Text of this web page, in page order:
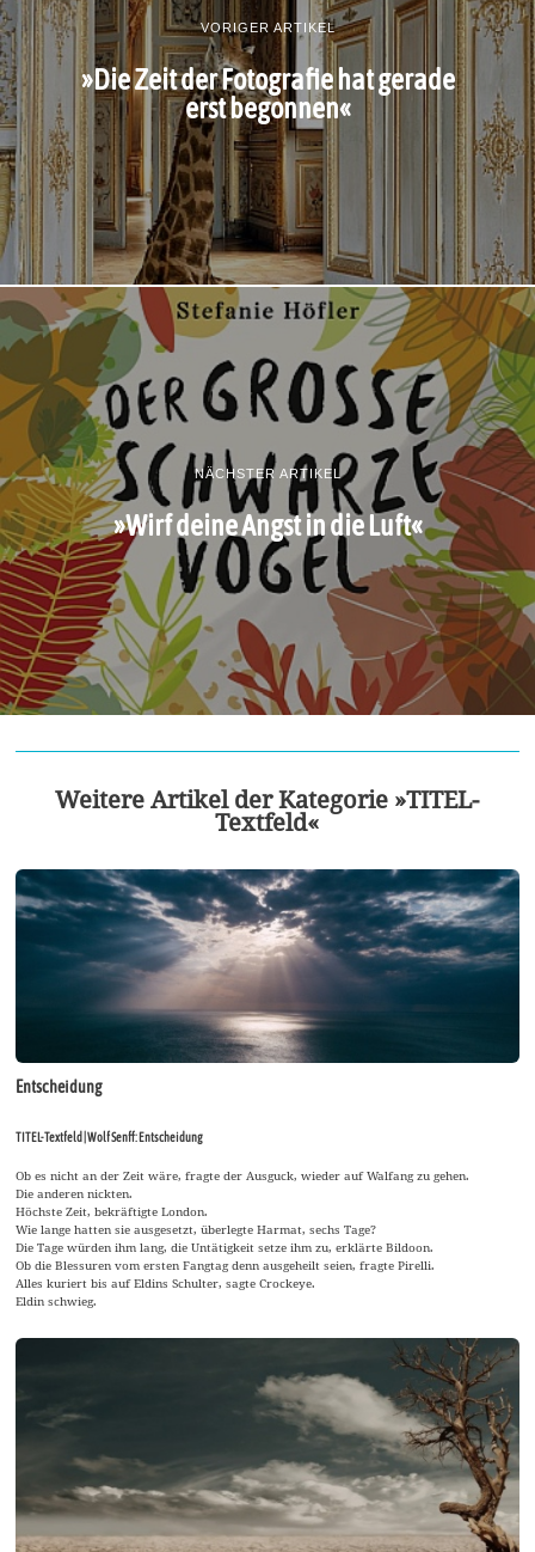
VORIGER ARTIKEL
»Die Zeit der Fotografie hat gerade
erst begonnen«
NÄCHSTER ARTIKEL
»Wirf deine Angst in die Luft«
Weitere Artikel der Kategorie »TITEL-
Textfeld«
Entscheidung
TITEL-Textfeld | Wolf Senff: Entscheidung
Ob es nicht an der Zeit wäre, fragte der Ausguck, wieder auf Walfang zu gehen.
Die anderen nickten.
Höchste Zeit, bekräftigte London.
Wie lange hatten sie ausgesetzt, überlegte Harmat, sechs Tage?
Die Tage würden ihm lang, die Untätigkeit setze ihm zu, erklärte Bildoon.
Ob die Blessuren vom ersten Fangtag denn ausgeheilt seien, fragte Pirelli.
Alles kuriert bis auf Eldins Schulter, sagte Crockeye.
Eldin schwieg.